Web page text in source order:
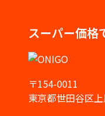
スーパー価格
〒154-0011
東京都世田谷区